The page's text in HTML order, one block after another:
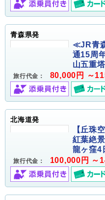
青森県発
≪JR青
通15周
山五重
旅行代金： 80,000円 ～
北海道発
【丘珠
紅葉絶
龍ヶ窪4
旅行代金： 100,000円 ～